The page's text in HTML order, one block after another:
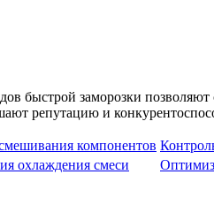
быстрой заморозки позволяют
репутацию и
компонентов
охлаждения смеси